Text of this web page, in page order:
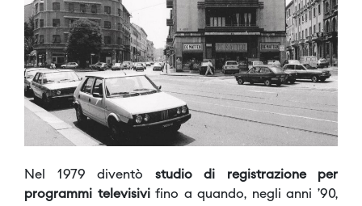
Nel 1979 diventò studio di registrazione per
programmi televisivifino a quando, negli anni ’90,